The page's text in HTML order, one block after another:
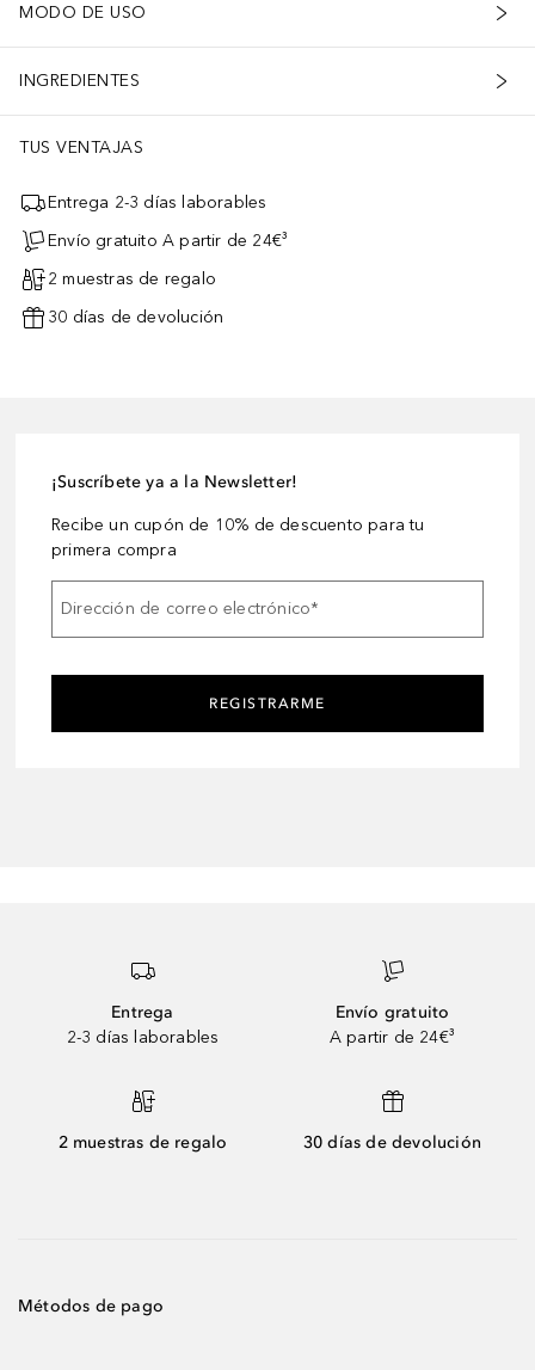
MODO DE USO
INGREDIENTES
TUS VENTAJAS
Entrega 2-3 días laborables
Envío gratuito A partir de 24€³
2 muestras de regalo
30 días de devolución
¡Suscríbete ya a la Newsletter!
Recibe un cupón de 10% de descuento para tu
primera compra
Dirección de correo electrónico*
REGISTRARME
Entrega
2-3 días laborables
Envío gratuito
A partir de 24€³
2 muestras de regalo 30 días de devolución
Métodos de pago